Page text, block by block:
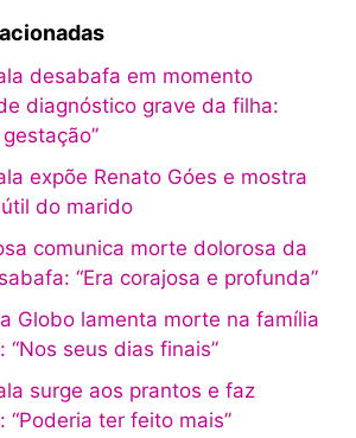
desabafa em momento
diagnóstico grave da filha:
expõe Renato Góes e mostra
do marido
comunica morte dolorosa da
“Era corajosa e profunda”
Globo lamenta morte na família
“Nos seus dias finais”
surge aos prantos e faz
“Poderia ter feito mais”